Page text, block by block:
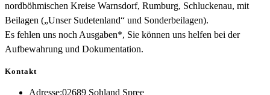
nordböhmischen Kreise Warnsdorf, Rumburg, Schluckenau, mit
Beilagen („Unser Sudetenland“ und Sonderbeilagen).
Es fehlen uns noch Ausgaben*, Sie können uns helfen bei der
Aufbewahrung und Dokumentation.
Kontakt
Adresse:02689 Sohland Spree